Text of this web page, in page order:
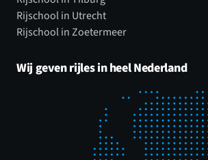
Rijschool in Utrecht
Rijschool in Zoetermeer
Wij geven rijles in heel Nederland